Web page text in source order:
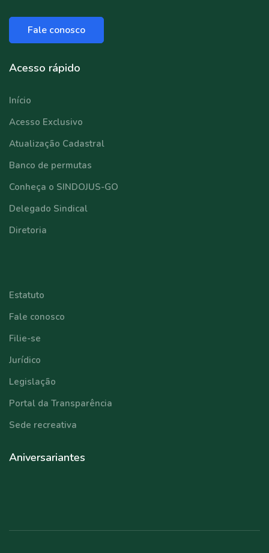
Fale conosco
Acesso rápido
Início
Acesso Exclusivo
Atualização Cadastral
Banco de permutas
Conheça o SINDOJUS-GO
Delegado Sindical
Diretoria
Estatuto
Fale conosco
Filie-se
Jurídico
Legislação
Portal da Transparência
Sede recreativa
Aniversariantes